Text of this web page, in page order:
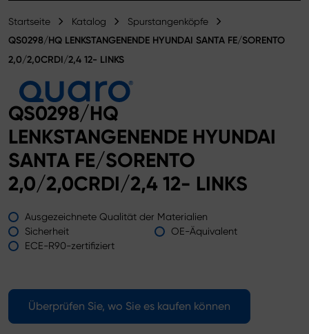
Startseite Katalog Spurstangenköpfe
QS0298/HQ LENKSTANGENENDE HYUNDAI SANTA FE/SORENTO
2,0/2,0CRDI/2,4 12- LINKS
QS0298/HQ
LENKSTANGENENDE HYUNDAI
SANTA FE/SORENTO
2,0/2,0CRDI/2,4 12- LINKS
Ausgezeichnete Qualität der Materialien
Sicherheit
OE-Äquivalent
ECE-R90-zertifiziert
Überprüfen Sie, wo Sie es kaufen können